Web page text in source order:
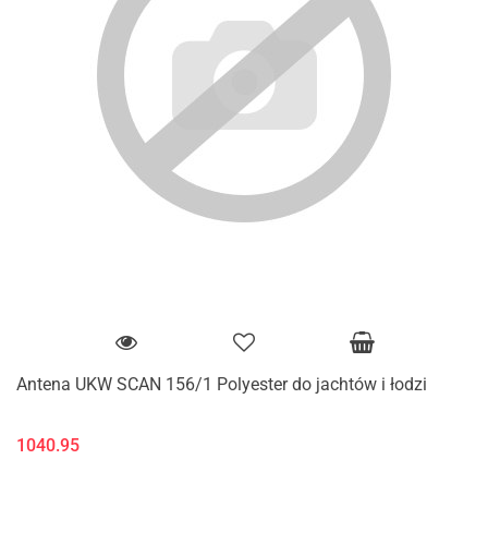
Antena UKW SCAN 156/1 Polyester do jachtów i łodzi
1040.95